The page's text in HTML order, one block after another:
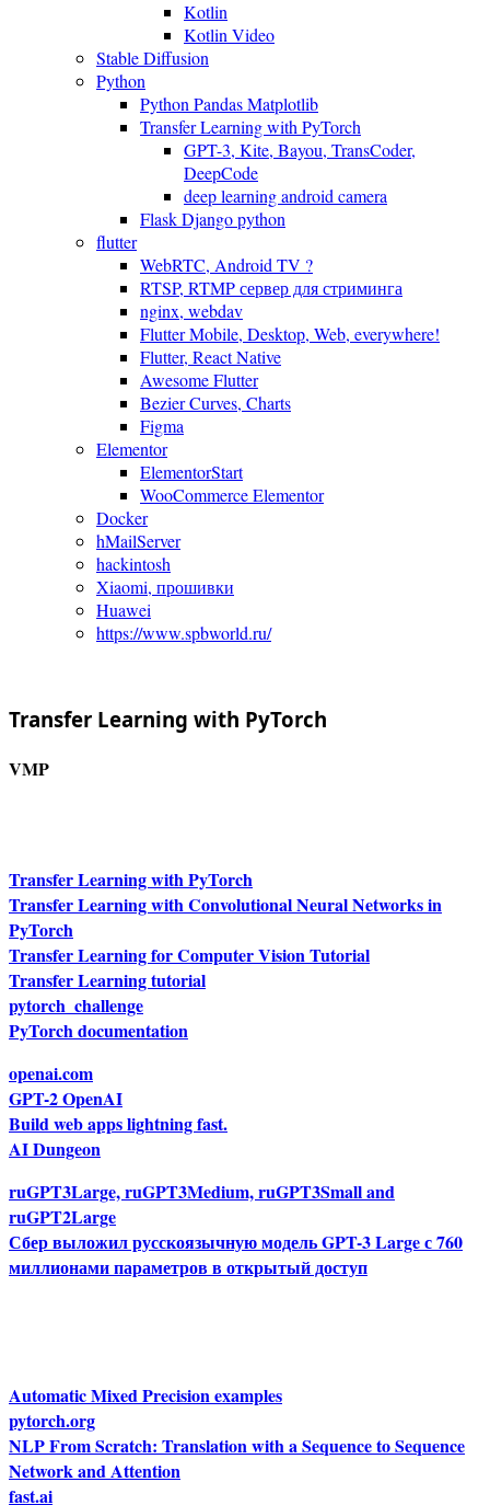
Kotlin
Kotlin Video
Stable Diffusion
Python
Python Pandas Matplotlib
Transfer Learning with PyTorch
GPT-3, Kite, Bayou, TransCoder,
DeepCode
deep learning android camera
Flask Django python
flutter
WebRTC, Android TV ?
RTSP, RTMP сервер для стриминга
nginx, webdav
Flutter Mobile, Desktop, Web, everywhere!
Flutter, React Native
Awesome Flutter
Bezier Curves, Charts
Figma
Elementor
ElementorStart
WooCommerce Elementor
Docker
hMailServer
hackintosh
Xiaomi, прошивки
Huawei
https://www.spbworld.ru/
Transfer Learning with PyTorch
VMP
Transfer Learning with PyTorch
Transfer Learning with Convolutional Neural Networks in
PyTorch
Transfer Learning for Computer Vision Tutorial
Transfer Learning tutorial
pytorch_challenge
PyTorch documentation
openai.com
GPT-2 OpenAI
Build web apps lightning fast.
AI Dungeon
ruGPT3Large, ruGPT3Medium, ruGPT3Small and
ruGPT2Large
Сбер выложил русскоязычную модель GPT-3 Large с 760
миллионами параметров в открытый доступ
Automatic Mixed Precision examples
pytorch.org
NLP From Scratch: Translation with a Sequence to Sequence
Network and Attention
fast.ai